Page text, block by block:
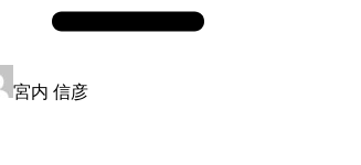
宮内 信彦